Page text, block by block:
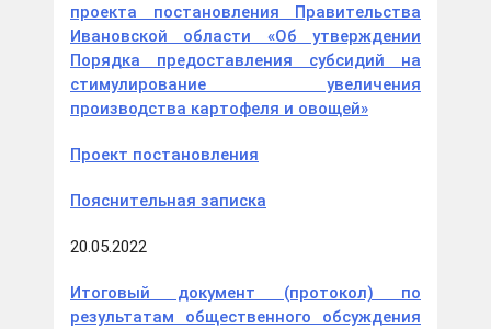
проекта постановления Правительства
Ивановской области «Об утверждении
Порядка предоставления субсидий на
стимулирование увеличения
производства картофеля и овощей»
Проект постановления
Пояснительная записка
20.05.2022
Итоговый документ (протокол) по
результатам общественного обсуждения